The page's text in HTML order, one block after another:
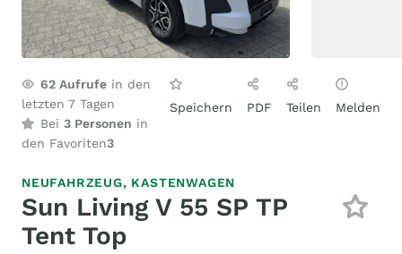
62 Aufrufe in den
letzten 7 Tagen
Bei 3 Personen in
den Favoriten3
Speichern PDF Teilen Melden
NEUFAHRZEUG, KASTENWAGEN
Sun Living V 55 SP TP
Tent Top